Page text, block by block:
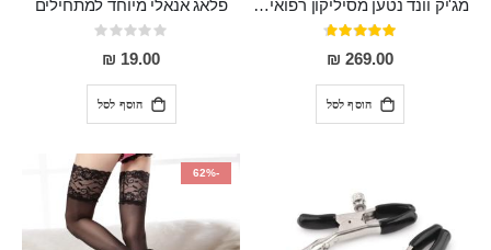
מג'יק וונד נטען מסיליקון רפואי חזק בעל 12 מצבי רטט ו6 מהירויות שונות ROMI
דירוג:
93%
269.00 ₪
הוסף לסל
פלאג אנאלי מיוחד למתחילים
Rating:
0%
19.00 ₪
הוסף לסל
-62%